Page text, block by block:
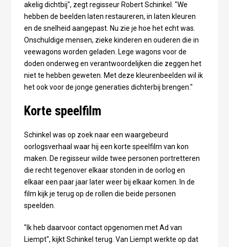
akelig dichtbij", zegt regisseur Robert Schinkel. "We
hebben de beelden laten restaureren, in laten kleuren
en de snelheid aangepast. Nu zie je hoe het echt was.
Onschuldige mensen, zieke kinderen en ouderen die in
veewagons worden geladen. Lege wagons voor de
doden onderweg en verantwoordelijken die zeggen het
niet te hebben geweten. Met deze kleurenbeelden wil ik
het ook voor de jonge generaties dichterbij brengen."
Korte speelfilm
Schinkel was op zoek naar een waargebeurd
oorlogsverhaal waar hij een korte speelfilm van kon
maken. De regisseur wilde twee personen portretteren
die recht tegenover elkaar stonden in de oorlog en
elkaar een paar jaar later weer bij elkaar komen. In de
film kijk je terug op de rollen die beide personen
speelden.
"Ik heb daarvoor contact opgenomen met Ad van
Liempt", kijkt Schinkel terug. Van Liempt werkte op dat